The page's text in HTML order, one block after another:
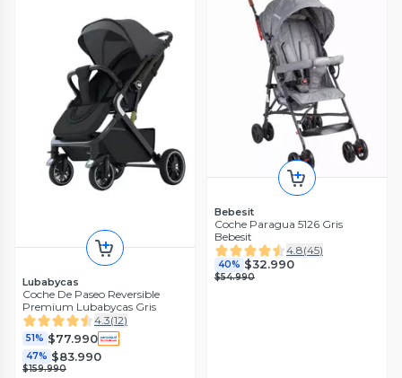
Lubabycas
Coche De Paseo Reversible
Premium Lubabycas Gris
4.3(12)
51% $77.990
47% $83.990
$159.990
Bebesit
Coche Paragua 5126 Gris
Bebesit
4.8(45)
40% $32.990
$54.990